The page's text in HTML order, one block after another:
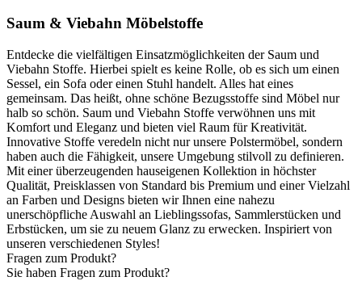
Saum & Viebahn Möbelstoffe
Entdecke die vielfältigen Einsatzmöglichkeiten der Saum und
Viebahn Stoffe. Hierbei spielt es keine Rolle, ob es sich um einen
Sessel, ein Sofa oder einen Stuhl handelt. Alles hat eines
gemeinsam. Das heißt, ohne schöne Bezugsstoffe sind Möbel nur
halb so schön. Saum und Viebahn Stoffe verwöhnen uns mit
Komfort und Eleganz und bieten viel Raum für Kreativität.
Innovative Stoffe veredeln nicht nur unsere Polstermöbel, sondern
haben auch die Fähigkeit, unsere Umgebung stilvoll zu definieren.
Mit einer überzeugenden hauseigenen Kollektion in höchster
Qualität, Preisklassen von Standard bis Premium und einer Vielzahl
an Farben und Designs bieten wir Ihnen eine nahezu
unerschöpfliche Auswahl an Lieblingssofas, Sammlerstücken und
Erbstücken, um sie zu neuem Glanz zu erwecken. Inspiriert von
unseren verschiedenen Styles!
Fragen zum Produkt?
Sie haben Fragen zum Produkt?